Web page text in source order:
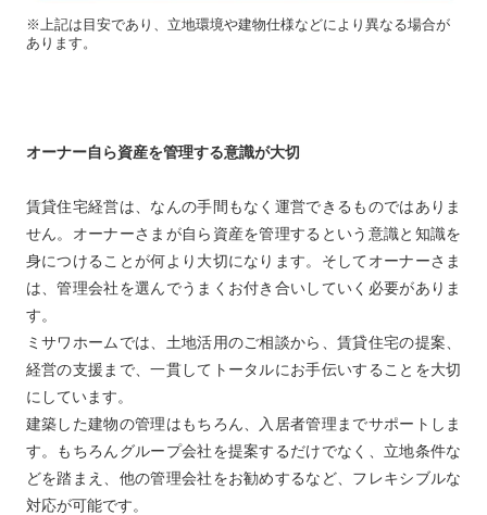
※上記は目安であり、立地環境や建物仕様などにより異なる場合が
あります。
オーナー自ら資産を管理する意識が大切
賃貸住宅経営は、なんの手間もなく運営できるものではありま
せん。オーナーさまが自ら資産を管理するという意識と知識を
身につけることが何より大切になります。そしてオーナーさま
は、管理会社を選んでうまくお付き合いしていく必要がありま
す。
ミサワホームでは、土地活用のご相談から、賃貸住宅の提案、
経営の支援まで、一貫してトータルにお手伝いすることを大切
にしています。
建築した建物の管理はもちろん、入居者管理までサポートしま
す。もちろんグループ会社を提案するだけでなく、立地条件な
どを踏まえ、他の管理会社をお勧めするなど、フレキシブルな
対応が可能です。